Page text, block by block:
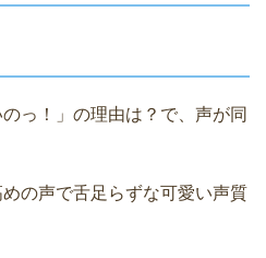
っ！」の理由は？で、声が同
の声で舌足らずな可愛い声質